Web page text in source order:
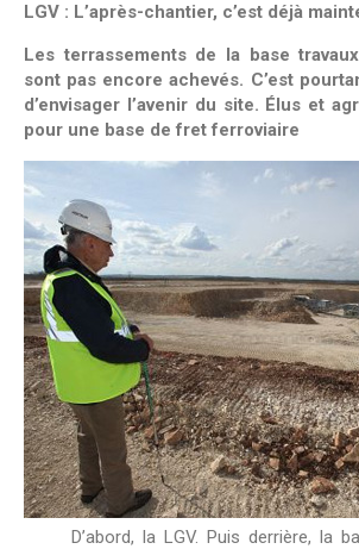
LGV : L’après-chantier, c’est déjà
Les terrassements de la base
sont pas encore achevés. C’est
d’envisager l’avenir du site. Élus et
pour une base de fret ferroviaire
D’abord, la LGV. Puis derrière, la